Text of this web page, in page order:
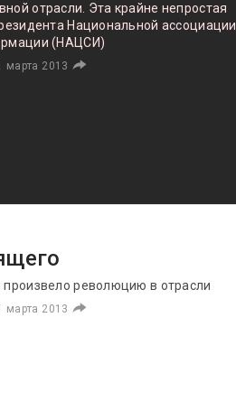
отрасли. Эта крайне непростая
Национальной ассоциации
(НАЦСИ)
марта 2013
произвело революцию в отрасли
марта 2013